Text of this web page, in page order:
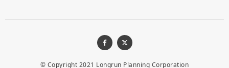
© Copyright 2021 Longrun Planning Corporation